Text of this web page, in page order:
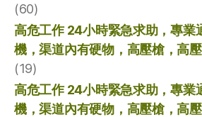
(60)
高危工作 24小時緊急求助，專業
機，渠道內有硬物，高壓槍，高
(19)
高危工作 24小時緊急求助，專業
機，渠道內有硬物，高壓槍，高